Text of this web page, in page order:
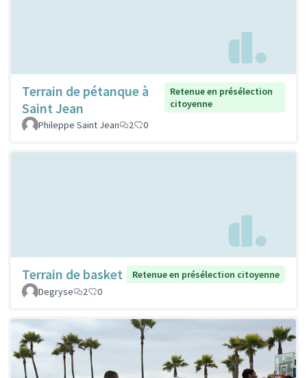
Terrain de pétanque à
Saint Jean
Retenue en présélection
citoyenne
Phileppe Saint Jean
2 0
Terrain de basket
Retenue en présélection citoyenne
Degryse
2 0